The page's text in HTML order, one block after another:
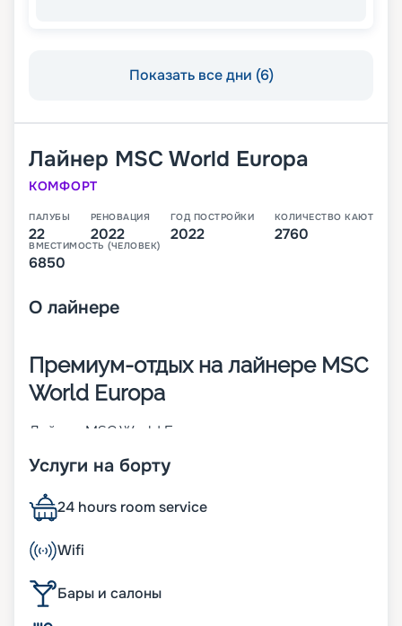
Показать все дни (6)
Лайнер MSC World Europa
КОМФОРТ
ПАЛУБЫ
22
РЕНОВАЦИЯ
2022
ГОД ПОСТРОЙКИ
2022
КОЛИЧЕСТВО КАЮТ
2760
ВМЕСТИМОСТЬ (ЧЕЛОВЕК)
6850
О лайнере
Премиум-отдых на лайнере MSC
World Europa
Лайнер MSC World Europa – первое судно из
запланировала компания MSC Cruises. Оно было
создании использовались инновационные
разработки, которые направлены на
обеспечение комфорта пассажиров и
повышение показателей экологичности. В 2 760
850 человек. Другие особенности:
• двигатели, работающие на сжиженном
Услуги на борту
24 hours room service
Wifi
Бары и салоны